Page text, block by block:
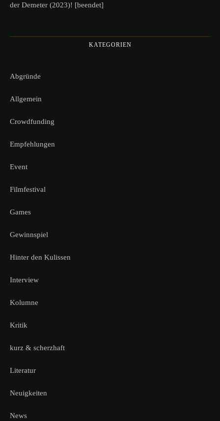
der Demeter (2023)! [beendet]
KATEGORIEN
Abgründe
Allgemein
Crowdfunding
Empfehlungen
Event
Filmfestival
Games
Gewinnspiel
Hinter den Kulissen
Interview
Kolumne
Kritik
kurz & scherzhaft
Literatur
Neuigkeiten
News